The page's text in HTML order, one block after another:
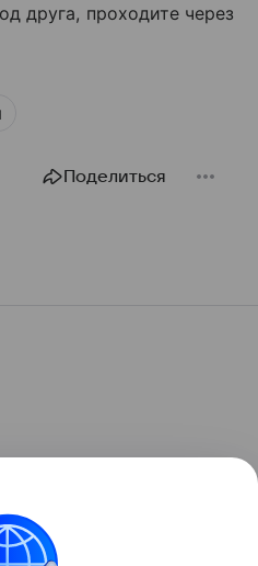
друга, проходите через
Поделиться